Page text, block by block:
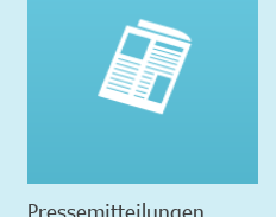
Pressemitteilungen